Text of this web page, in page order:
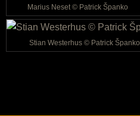
Marius Neset © Patrick Španko
Stian Westerhus © Patrick Španko